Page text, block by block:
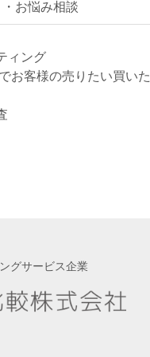
お悩み相談
ィング
お客様の売りたい買い
グサービス企業